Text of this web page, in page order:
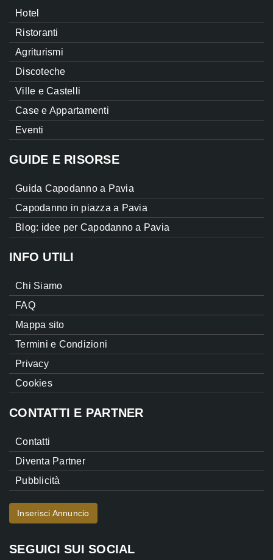
Hotel
Ristoranti
Agriturismi
Discoteche
Ville e Castelli
Case e Appartamenti
Eventi
GUIDE E RISORSE
Guida Capodanno a Pavia
Capodanno in piazza a Pavia
Blog: idee per Capodanno a Pavia
INFO UTILI
Chi Siamo
FAQ
Mappa sito
Termini e Condizioni
Privacy
Cookies
CONTATTI E PARTNER
Contatti
Diventa Partner
Pubblicità
Inserisci Annuncio
SEGUICI SUI SOCIAL